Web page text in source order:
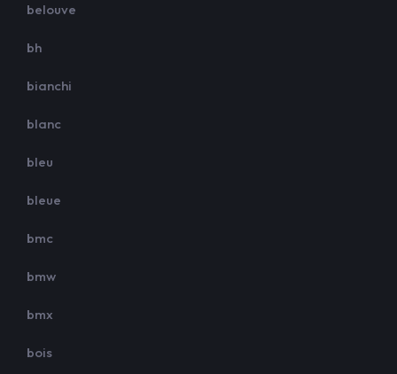
belouve
bh
bianchi
blanc
bleu
bleue
bmc
bmw
bmx
bois